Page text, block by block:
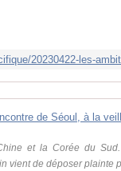
et la Corée du
vient de déposer plainte